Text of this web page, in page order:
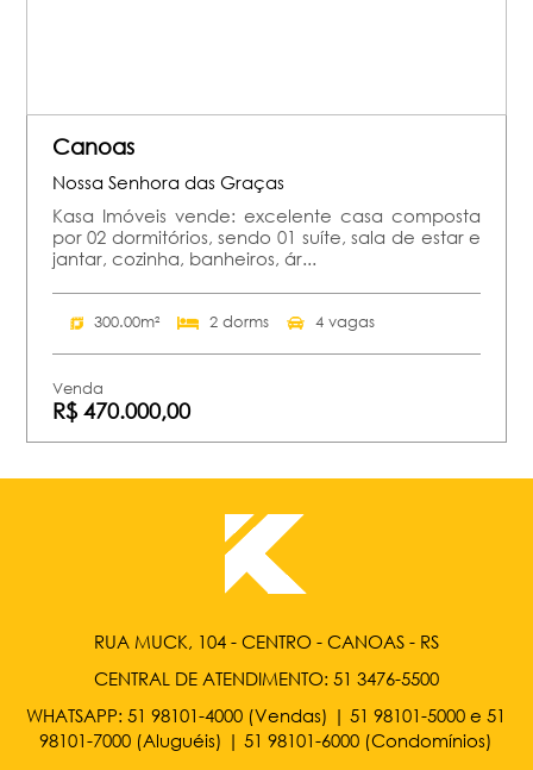
Canoas
Nossa Senhora das Graças
Kasa Imóveis vende: excelente casa composta
por 02 dormitórios, sendo 01 suíte, sala de estar e
jantar, cozinha, banheiros, ár...
300.00m² 2 dorms 4 vagas
Venda
R$ 470.000,00
RUA MUCK, 104 - CENTRO - CANOAS - RS
CENTRAL DE ATENDIMENTO: 51 3476-5500
WHATSAPP: 51 98101-4000 (Vendas) |51 98101-5000 e51
98101-7000 (Aluguéis) |51 98101-6000 (Condomínios)